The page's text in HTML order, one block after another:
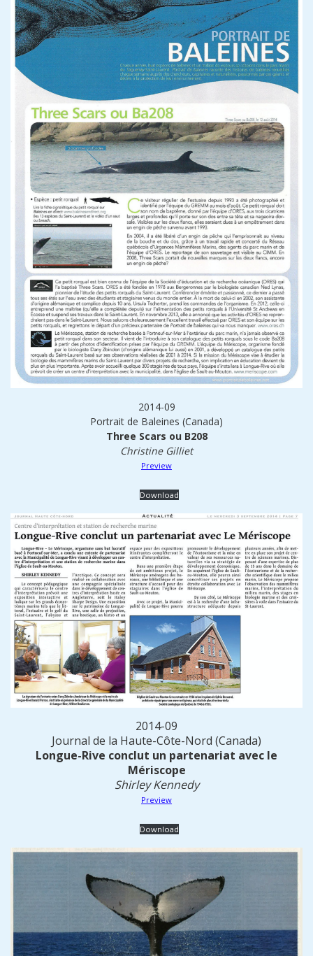
2014-09
Portrait de Baleines (Canada)
Three Scars ou B208
Christine Gilliet
Preview
Download
2014-09
Journal de la Haute-Côte-Nord (Canada)
Longue-Rive conclut un partenariat avec le
Mériscope
Shirley Kennedy
Preview
Download